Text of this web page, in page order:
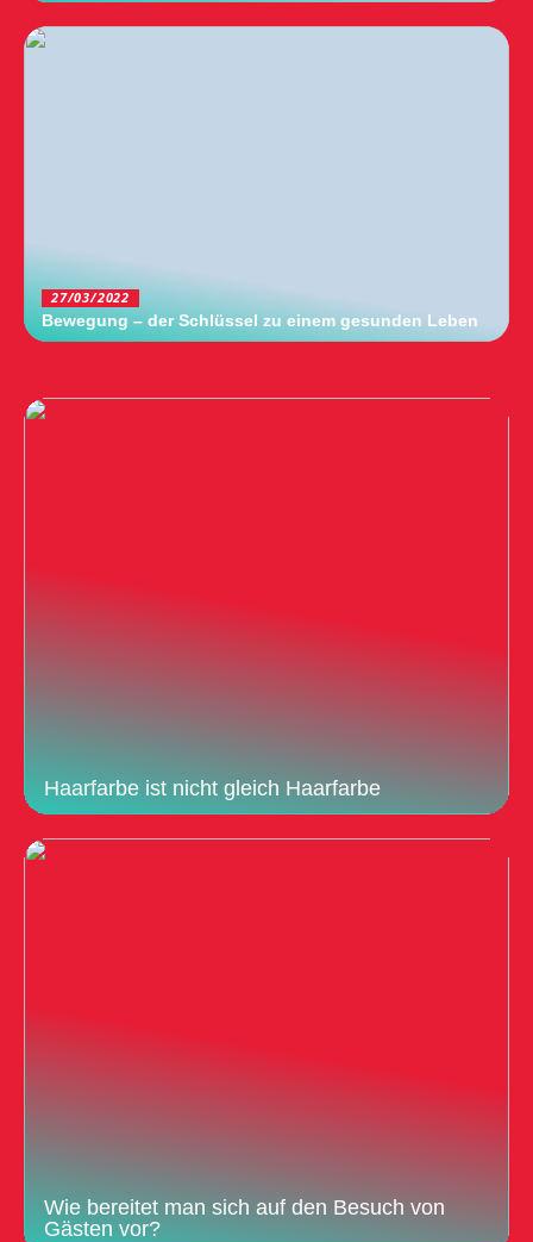
27/03/2022
Bewegung – der Schlüssel zu einem gesunden Leben
Haarfarbe ist nicht gleich Haarfarbe
Wie bereitet man sich auf den Besuch von
Gästen vor?